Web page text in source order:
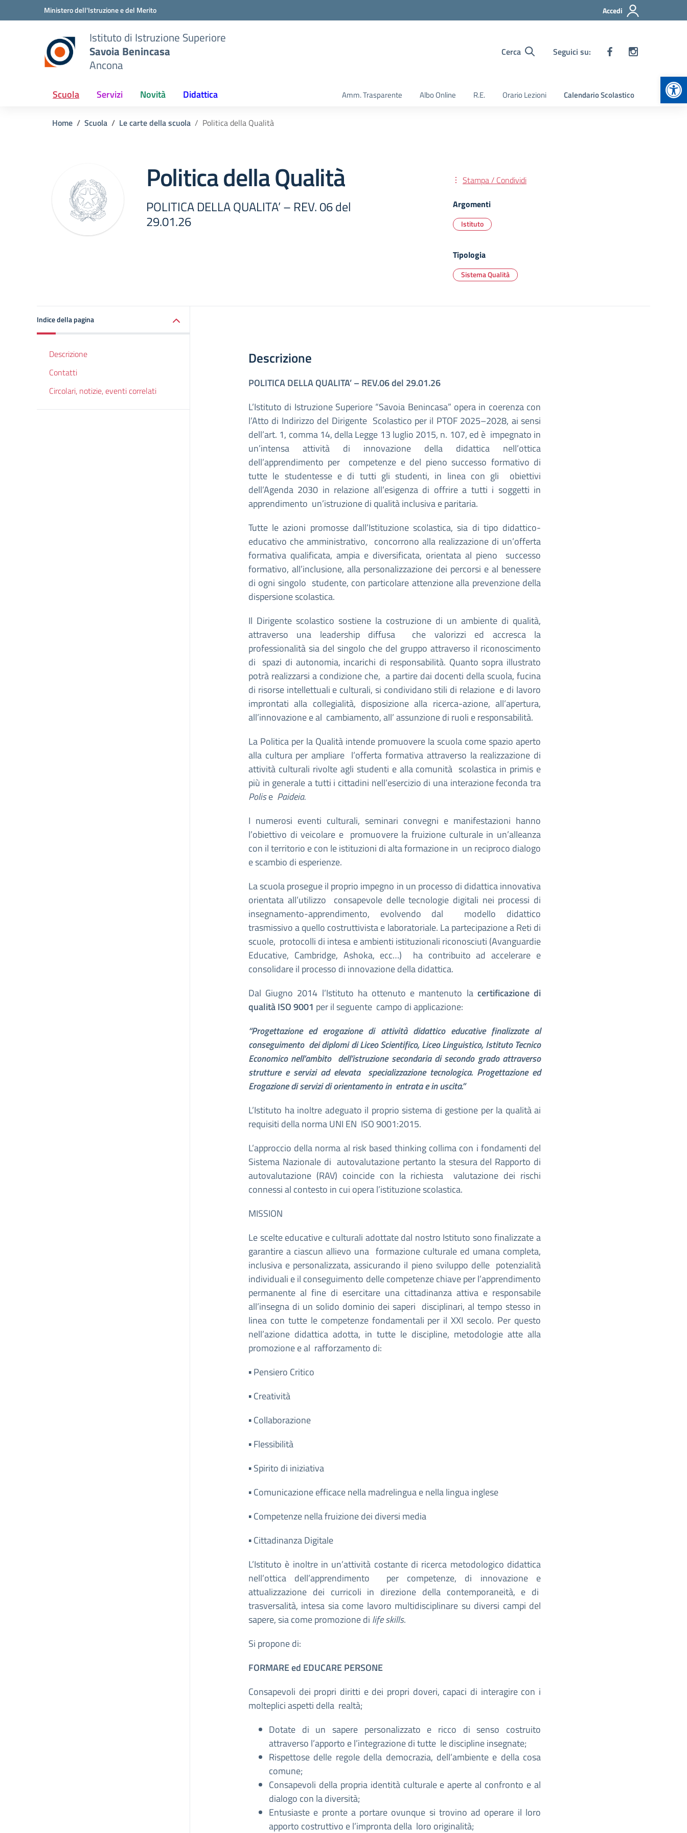
Vai ai contenuti
Vai al menu di navigazioneMinistero dell'Istruzione e del Merito Accedi
Istituto di Istruzione Superiore
Savoia Benincasa
Ancona
Cerca Seguici su:
Scuola Servizi Novità Didattica Amm. Trasparente Albo Online R.E. Orario Lezioni Calendario Scolastico
Home Scuola Le carte della scuola Politica della Qualità
Politica della Qualità
POLITICA DELLA QUALITA’ – REV. 06 del
29.01.26
Stampa / Condividi
Argomenti
Istituto
Tipologia
Sistema Qualità
Indice della pagina
Descrizione
Contatti
Circolari, notizie, eventi correlati
Descrizione
POLITICA DELLA QUALITA’ – REV.06 del 29.01.26
L’Istituto di Istruzione Superiore “Savoia Benincasa” opera in coerenza con
l’Atto di Indirizzo del Dirigente Scolastico per il PTOF 2025–2028, ai sensi
dell’art. 1, comma 14, della Legge 13 luglio 2015, n. 107, ed è impegnato in
un’intensa attività di innovazione della didattica nell’ottica
dell’apprendimento per competenze e del pieno successo formativo di
tutte le studentesse e di tutti gli studenti, in linea con gli obiettivi
dell’Agenda 2030 in relazione all’esigenza di offrire a tutti i soggetti in
apprendimento un’istruzione di qualità inclusiva e paritaria.
Tutte le azioni promosse dall’Istituzione scolastica, sia di tipo didattico-
educativo che amministrativo, concorrono alla realizzazione di un’offerta
formativa qualificata, ampia e diversificata, orientata al pieno successo
formativo, all’inclusione, alla personalizzazione dei percorsi e al benessere
di ogni singolo studente, con particolare attenzione alla prevenzione della
dispersione scolastica.
Il Dirigente scolastico sostiene la costruzione di un ambiente di qualità,
attraverso una leadership diffusa che valorizzi ed accresca la
professionalità sia del singolo che del gruppo attraverso il riconoscimento
di spazi di autonomia, incarichi di responsabilità. Quanto sopra illustrato
potrà realizzarsi a condizione che, a partire dai docenti della scuola, fucina
di risorse intellettuali e culturali, si condividano stili di relazione e di lavoro
improntati alla collegialità, disposizione alla ricerca-azione, all’apertura,
all’innovazione e al cambiamento, all’ assunzione di ruoli e responsabilità.
La Politica per la Qualità intende promuovere la scuola come spazio aperto
alla cultura per ampliare l’offerta formativa attraverso la realizzazione di
attività culturali rivolte agli studenti e alla comunità scolastica in primis e
più in generale a tutti i cittadini nell’esercizio di una interazione feconda tra
Polise Paideia.
I numerosi eventi culturali, seminari convegni e manifestazioni hanno
l’obiettivo di veicolare e promuovere la fruizione culturale in un’alleanza
con il territorio e con le istituzioni di alta formazione in un reciproco dialogo
e scambio di esperienze.
La scuola prosegue il proprio impegno in un processo di didattica innovativa
orientata all’utilizzo consapevole delle tecnologie digitali nei processi di
insegnamento-apprendimento, evolvendo dal modello didattico
trasmissivo a quello costruttivista e laboratoriale. La partecipazione a Reti di
scuole, protocolli di intesa e ambienti istituzionali riconosciuti (Avanguardie
Educative, Cambridge, Ashoka, ecc…) ha contribuito ad accelerare e
consolidare il processo di innovazione della didattica.
Dal Giugno 2014 l’Istituto ha ottenuto e mantenuto la certificazione di
qualità ISO 9001 per il seguente campo di applicazione:
“Progettazione ed erogazione di attività didattico educative finalizzate al
conseguimento dei diplomi di Liceo Scientifico, Liceo Linguistico, Istituto Tecnico
Economico nell’ambito dell’istruzione secondaria di secondo grado attraverso
strutture e servizi ad elevata specializzazione tecnologica. Progettazione ed
Erogazione di servizi di orientamento in entrata e in uscita.”
L’Istituto ha inoltre adeguato il proprio sistema di gestione per la qualità ai
requisiti della norma UNI EN ISO 9001:2015.
L’approccio della norma al risk based thinking collima con i fondamenti del
Sistema Nazionale di autovalutazione pertanto la stesura del Rapporto di
autovalutazione (RAV) coincide con la richiesta valutazione dei rischi
connessi al contesto in cui opera l’istituzione scolastica.
MISSION
Le scelte educative e culturali adottate dal nostro Istituto sono finalizzate a
garantire a ciascun allievo una formazione culturale ed umana completa,
inclusiva e personalizzata, assicurando il pieno sviluppo delle potenzialità
individuali e il conseguimento delle competenze chiave per l’apprendimento
permanente al fine di esercitare una cittadinanza attiva e responsabile
all’insegna di un solido dominio dei saperi disciplinari, al tempo stesso in
linea con tutte le competenze fondamentali per il XXI secolo. Per questo
nell’azione didattica adotta, in tutte le discipline, metodologie atte alla
promozione e al rafforzamento di:
▪Pensiero Critico
▪Creatività
▪Collaborazione
▪Flessibilità
▪Spirito di iniziativa
▪Comunicazione efficace nella madrelingua e nella lingua inglese
▪Competenze nella fruizione dei diversi media
▪Cittadinanza Digitale
L’Istituto è inoltre in un’attività costante di ricerca metodologico didattica
nell’ottica dell’apprendimento per competenze, di innovazione e
attualizzazione dei curricoli in direzione della contemporaneità, e di
trasversalità, intesa sia come lavoro multidisciplinare su diversi campi del
sapere, sia come promozione di life skills.
Si propone di:
FORMARE ed EDUCARE PERSONE
Consapevoli dei propri diritti e dei propri doveri, capaci di interagire con i
molteplici aspetti della realtà;
Dotate di un sapere personalizzato e ricco di senso costruito
attraverso l’apporto e l’integrazione di tutte le discipline insegnate;
Rispettose delle regole della democrazia, dell’ambiente e della cosa
comune;
Consapevoli della propria identità culturale e aperte al confronto e al
dialogo con la diversità;
Entusiaste e pronte a portare ovunque si trovino ad operare il loro
apporto costruttivo e l’impronta della loro originalità;